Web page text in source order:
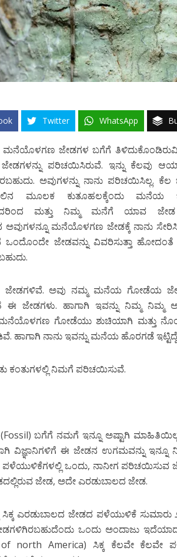
Twitter WhatsApp
ಮನೆಯೊಳಗಣ ಜೇಡಗಳ ಬಗೆಗೆ
ಪರಿಚಯಿಸಿರುವೆ. ಇನ್ನು ಕೆಲವು
ಅವುಗಳನ್ನು ನಾನು ಪರಿಚಯಿಸಿಲ್ಲ. ಕೆಲ
ಮೂಲಕ ಕುತೂಹಲಕ್ಕೆಂದು ಮನೆಯ
ಮತ್ತು ನಿಮ್ಮ ಮನೆಗೆ ಯಾವ
ಅವುಗಳನ್ನೂ ಮನೆಯೊಳಗಣ ಜೇಡಕ್ಕೆ ನಾನು
ಒಂದೊಂದೇ ಜೇಡವನ್ನು ವಿವರಿಸುತ್ತಾ
ಜೇಡಗಳಿವೆ. ಅವು ನಮ್ಮ ಮನೆಯ ಗೋಡೆಯ
ಹಾಗಾಗಿ ಇವನ್ನು ನಿಮ್ಮ ನಿಮ್ಮ
ಗೋಡೆಯು ಶುಚಿಯಾಗಿ ಮತ್ತು
ಹಾಗಾಗಿ ನಾನು ಇವನ್ನು ಮನೆಯ ಹೊರಗಡೆ
ಕಂತುಗಳಲ್ಲಿ ನಿಮಗೆ ಪರಿಚಯಿಸುವೆ.
ಬಗೆಗೆ ನಮಗೆ ಇನ್ನೂ ಅಷ್ಟಾಗಿ
ವಿಜ್ಞಾನಿಗಳಿಗೆ ಈ ಜೇಡನ ಉಗಮವನ್ನು ಇನ್ನೂ
ಒಂದು, ನಾನೀಗ
ಜೇಡ, ಅದೇ ಎರಡುಬಾಲದ ಜೇಡ.
ಸಿಕ್ಕ ಎರಡುಬಾಲದ ಜೇಡದ ಪಳೆಯುಳಿಕೆ
ಒಂದು ಅಂದಾಜು
of north America) ಸಿಕ್ಕ ಕೆಲವೇ